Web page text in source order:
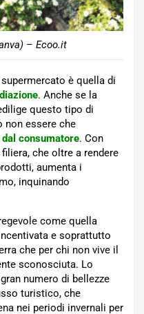
– Ecoo.it
è quella di
. Anche se la
questo tipo di
non essere che
consumatore. Con
filiera, che oltre a rendere
aumenta i
inquinando
come quella
e soprattutto
che per chi non vive il
sconosciuta. Lo
numero di bellezze
turistico, che
nei periodi invernali per